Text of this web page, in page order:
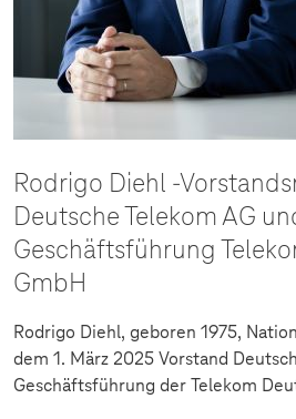
Rodrigo Diehl -
Deutsche Telekom AG
Geschäftsführung
GmbH
Rodrigo Diehl, geboren 1975,
dem 1. März 2025 Vorstand
Geschäftsführung der Telekom